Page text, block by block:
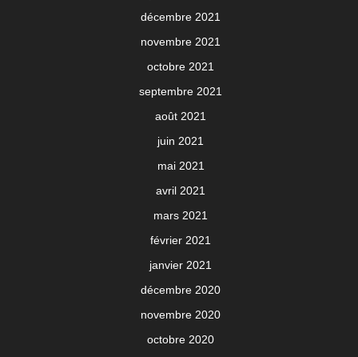
décembre 2021
novembre 2021
octobre 2021
septembre 2021
août 2021
juin 2021
mai 2021
avril 2021
mars 2021
février 2021
janvier 2021
décembre 2020
novembre 2020
octobre 2020